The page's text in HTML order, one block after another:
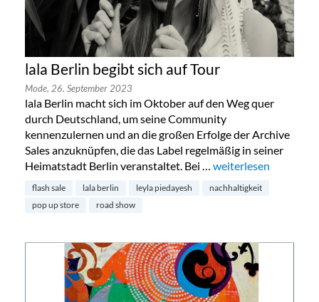
lala Berlin begibt sich auf Tour
Mode, 26. September 2023
lala Berlin macht sich im Oktober auf den Weg quer
durch Deutschland, um seine Community
kennenzulernen und an die großen Erfolge der Archive
Sales anzuknüpfen, die das Label regelmäßig in seiner
Heimatstadt Berlin veranstaltet. Bei … „lala Berlin begibt
weiterlesen
flash sale lala berlin leyla piedayesh
nachhaltigkeit
pop up store
road show